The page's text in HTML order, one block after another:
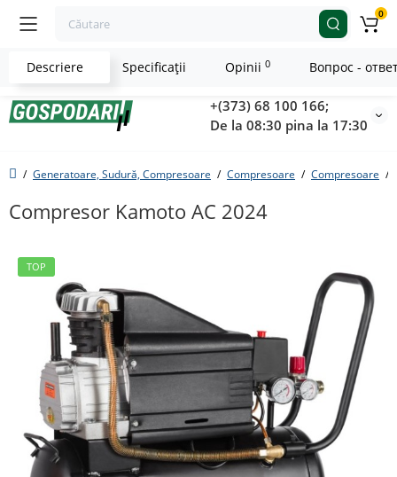
+(373) 68 100 166;
De la 08:30 pina la 17:30
0
Generatoare, Sudură, Compresoare Compresoare Compresoare
Compresor Kamoto AC 2024
TOP
Descriere Specificaţii Opinii 0 Вопрос -